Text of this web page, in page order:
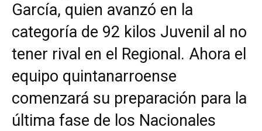
García, quien avanzó en la
categoría de 92 kilos Juvenil al no
tener rival en el Regional. Ahora el
equipo quintanarroense
comenzará su preparación para la
última fase de los Nacionales